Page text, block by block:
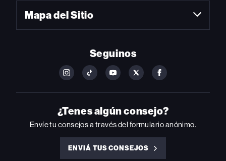
Mapa del Sitio
Seguinos
FOLLOW
ON
INSTAGRAM
FOLLOW
ON
YOUTUBE
FOLLOW
ON
YOUTUBE
FOLLOW
ON
FOLLOW
ON
FACEBOOK
¿Tenes algún consejo?
Envíe tu consejos a través del formulario anónimo.
ENVIÁ TUS CONSEJOS
ENVIÁ